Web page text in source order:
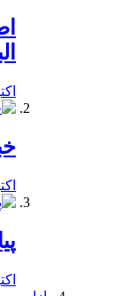
اکتبر
اکتبر
اکتبر